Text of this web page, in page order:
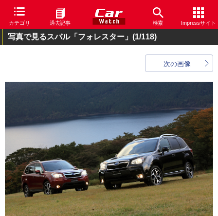
カテゴリ 過去記事 検索 Impressサイト
写真で見るスバル「フォレスター」 (1/118)
次の画像